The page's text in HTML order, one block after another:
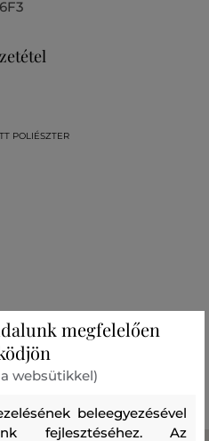
POLIÉSZTER
termékek
megfelelően
websütikkel)
beleegyezésével
fejlesztéséhez. Az